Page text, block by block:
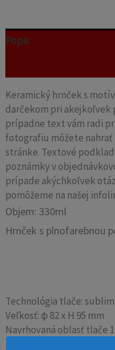
Popis
Keramický hrnček s
darčekom pri akejkoľvek
prípadne text vám radi
fotografiu môžete
stránke. Textové
poznámky v
prípade akýchkoľvek
pomôžeme na našej
Objem: 330ml
Hrnček s plnofarebnou
Technológia tlače:
Veľkosť: φ 82 x H 95 mm
Navrhovaná oblasť tlače